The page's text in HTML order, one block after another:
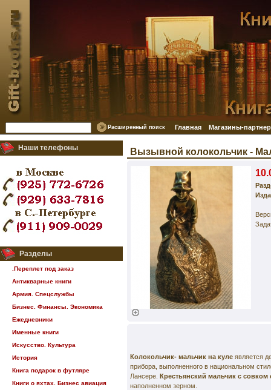
Расширенный поиск Главная Магазины-
Наши телефоны
Разделы
.Переплет под заказ
Антикварные книги
Армия. Спецслужбы
Бизнес. Финансы. Экономика
Ежедневники
Именные книги
Искусство. Культура
История
Книга подарок в футляре
Книги о яхтах. Бизнес авиация
Вызывной колокольчик -
Колокольчик- мальчик на куле является
прибора, выполненного в национальном
Лансере. Крестьянский мальчик с совком
наполненном зерном.